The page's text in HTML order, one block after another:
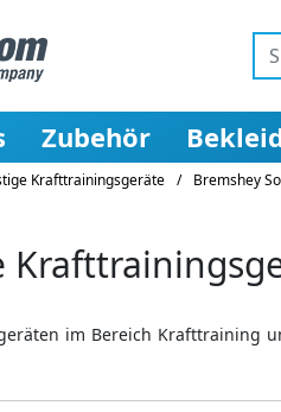
Zubehör
Krafttrainingsgeräte / Bremshey
im Bereich